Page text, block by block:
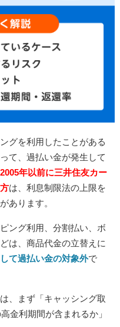
グを利用したことがある
て、過払い金が発生して
2005年以前に三井住友カー
は、利息制限法の上限を
あります。
ング利用、分割払い、ボ
は、商品代金の立替えに
て過払い金の対象外で
、まず「キャッシング取
金利期間が含まれるか」